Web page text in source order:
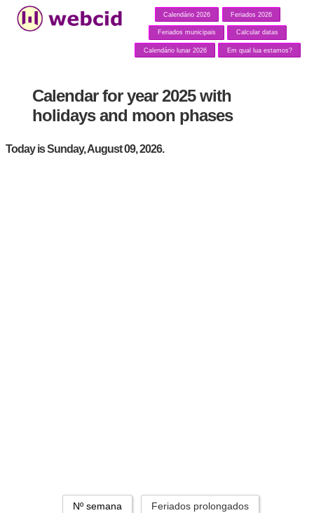
Calendário 2026 Feriados 2026
Feriados municipais Calcular datas
Calendário lunar 2026 Em qual lua estamos?
Calendar for year 2025 with
holidays and moon phases
Today is Sunday, August 09, 2026.
Nº semana Feriados prolongados